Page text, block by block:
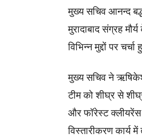
मुख्य सचिव आनन्द
मुरादाबाद संग्रह
विभिन्न मुद्दों पर चर्चा
मुख्य सचिव ने
टीम को शीघ्र से
और फॉरेस्ट क्लीयरेंस
विस्तारीकरण कार्य